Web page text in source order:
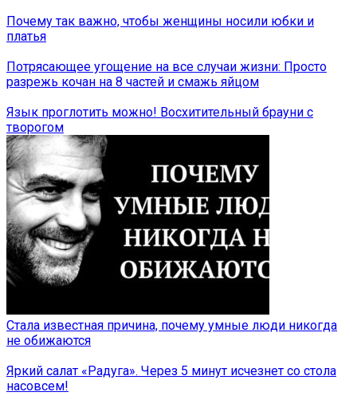
Почему так важно, чтобы женщины носили юбки и
платья
Потрясающее угощение на все случаи жизни: Просто
разрежь кочан на 8 частей и смажь яйцом
Язык проглотить можно! Восхитительный брауни с
творогом
Стала известная причина, почему умные люди никогда
не обижаются
Яркий салат «Радуга». Через 5 минут исчезнет со стола
насовсем!